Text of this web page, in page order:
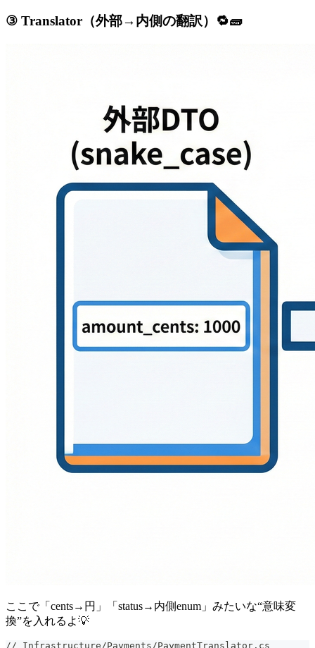
③ Translator（外部→内側の翻訳）🔁🧱
ここで「cents→円」「status→内側enum」みたいな“意味変
換”を入れるよ💡
// Infrastructure/Payments/PaymentTranslator.cs